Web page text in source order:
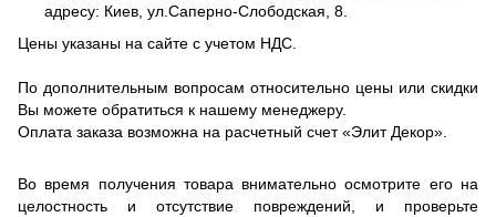
адресу: Киев, ул.Саперно-Слободская, 8.
Цены указаны на сайте с учетом НДС.
По дополнительным вопросам относительно цены или скидки
Вы можете обратиться к нашему менеджеру.
Оплата заказа возможна на расчетный счет «Элит Декор».
Во время получения товара внимательно осмотрите его на
целостность и отсутствие повреждений, и проверьте